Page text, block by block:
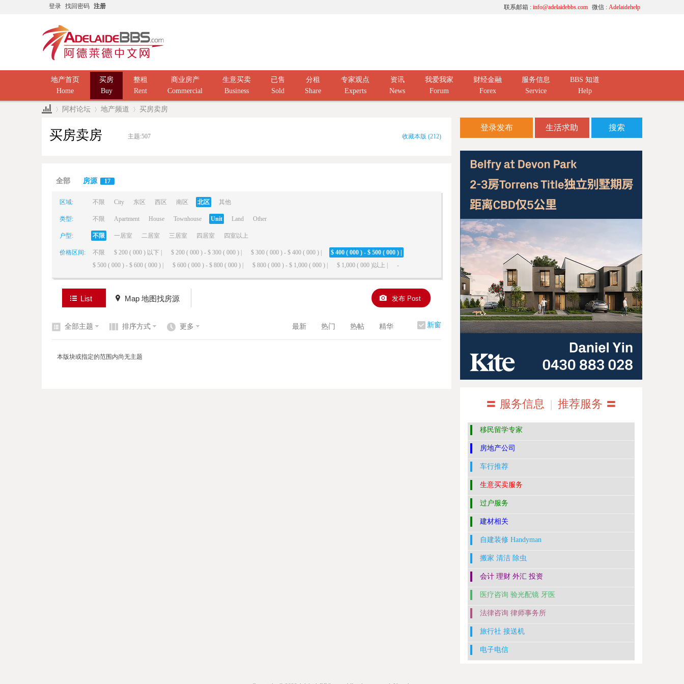
登录 找回密码 注册 微信 : Adelaidehelp
联系邮箱 : info@adelaidebbs.com
地产首页
Home
买房
Buy
整租
Rent
商业房产
Commercial
生意买卖
Business
已售
Sold
分租
Share
专家观点
Experts
资讯
News
我爱我家
Forum
财经金融
Forex
服务信息
Service
BBS 知道
Help
阿村论坛 地产频道 买房卖房
买房卖房 主题:507 收藏本版 (212)
全部 房源 17
区域: 不限 City 东区 西区 南区 北区 其他
类型: 不限 Apartment House Townhouse Unit Land Other
户型: 不限 一居室 二居室 三居室 四居室 四室以上
价格区间: 不限 $ 200 ( 000 ) 以下 | $ 200 ( 000 ) - $ 300 ( 000 ) | $ 300 ( 000 ) - $ 400 ( 000 ) |
$ 400 ( 000 ) - $ 500 ( 000 ) |
$ 500 ( 000 ) - $ 600 ( 000 ) |
$ 600 ( 000 ) - $ 800 ( 000 ) | $ 800 ( 000 ) - $ 1,000 ( 000 ) | $ 1,000 ( 000 )以上 | -
List Map 地图找房源 发布 Post
新窗
全部主题 排序方式 更多 最新 热门 热帖 精华
本版块或指定的范围内尚无主题
登录发布 生活求助 搜索
〓 服务信息 | 推荐服务 〓
移民留学专家
房地产公司
车行推荐
生意买卖服务
过户服务
建材相关
自建装修 Handyman
搬家 清洁 除虫
会计 理财 外汇 投资
医疗咨询 验光配镜 牙医
法律咨询 律师事务所
旅行社 接送机
电子电信